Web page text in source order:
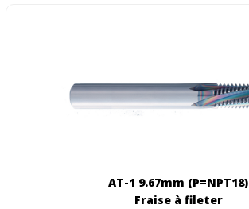
AT-1 9.67mm (P=NPT18)
Fraise à fileter